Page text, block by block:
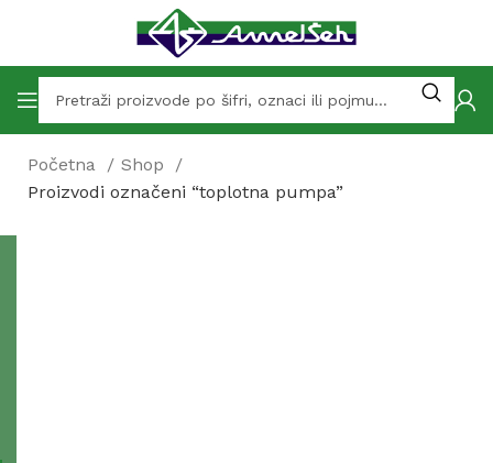
Početna
Shop
Proizvodi označeni “toplotna pumpa”